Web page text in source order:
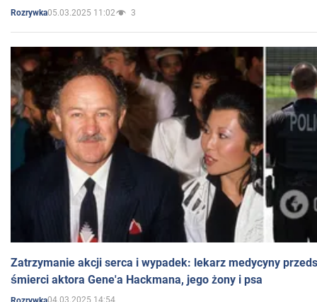
Rozrywka05.03.2025 11:02 3
Zatrzymanie akcji serca i wypadek: lekarz medycyny
śmierci aktora Gene'a Hackmana, jego żony i psa